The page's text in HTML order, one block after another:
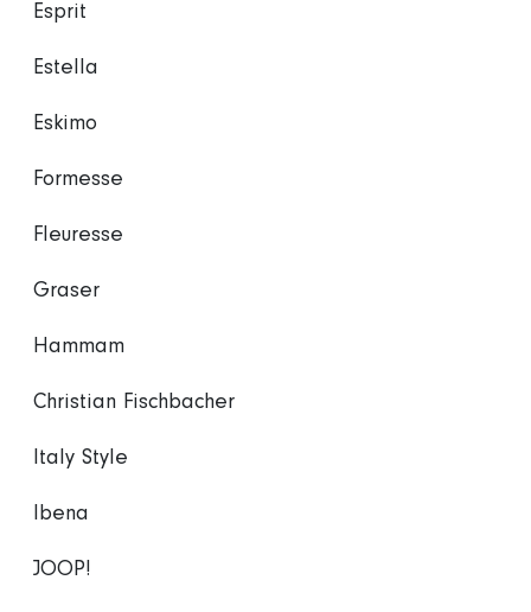
Esprit
Estella
Eskimo
Formesse
Fleuresse
Graser
Hammam
Christian Fischbacher
Italy Style
Ibena
JOOP!